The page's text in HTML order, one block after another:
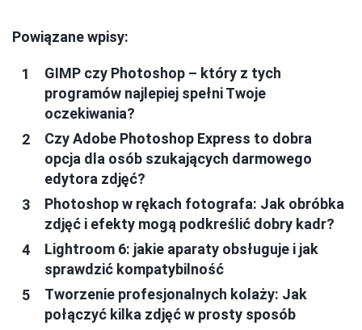
Powiązane wpisy:
GIMP czy Photoshop – który z tych
programów najlepiej spełni Twoje
oczekiwania?
Czy Adobe Photoshop Express to dobra
opcja dla osób szukających darmowego
edytora zdjęć?
Photoshop w rękach fotografa: Jak obróbka
zdjęć i efekty mogą podkreślić dobry kadr?
Lightroom 6: jakie aparaty obsługuje i jak
sprawdzić kompatybilność
Tworzenie profesjonalnych kolaży: Jak
połączyć kilka zdjęć w prosty sposób